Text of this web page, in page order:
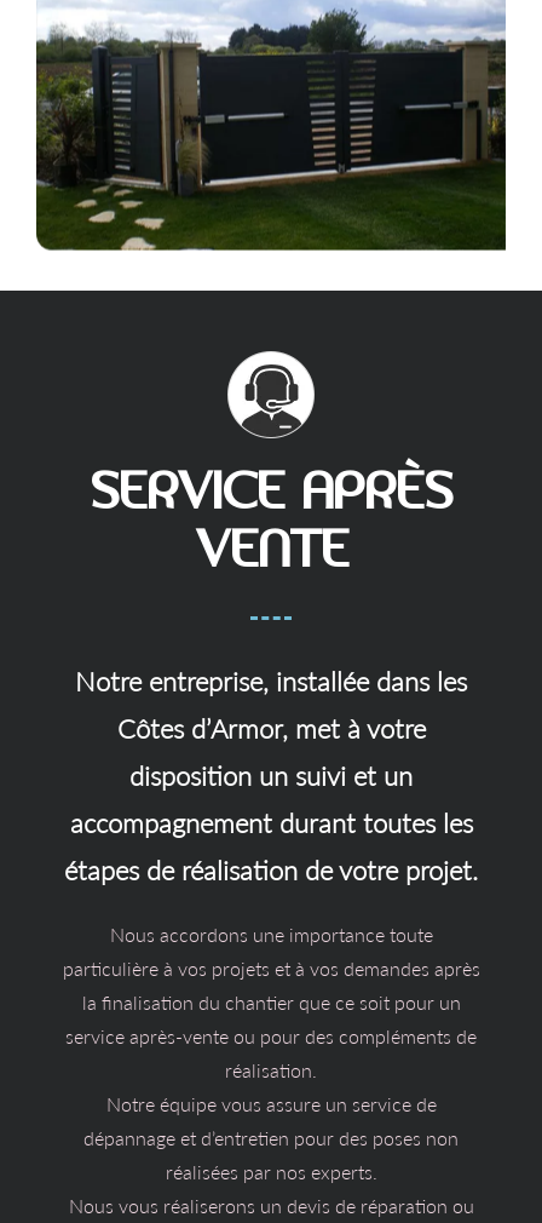
SERVICE APRÈS
VENTE
Notre entreprise, installée dans les
Côtes d’Armor, met à votre
disposition un suivi et un
accompagnement durant toutes les
étapes de réalisation de votre projet.
Nous accordons une importance toute
particulière à vos projets et à vos demandes après
la finalisation du chantier que ce soit pour un
service après-vente ou pour des compléments de
réalisation.
Notre équipe vous assure un service de
dépannage et d’entretien pour des poses non
réalisées par nos experts.
Nous vous réaliserons un devis de réparation ou